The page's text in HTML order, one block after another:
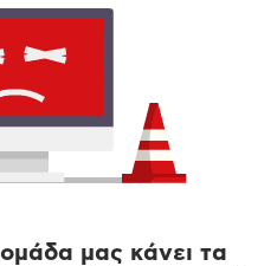
μας κάνει τα